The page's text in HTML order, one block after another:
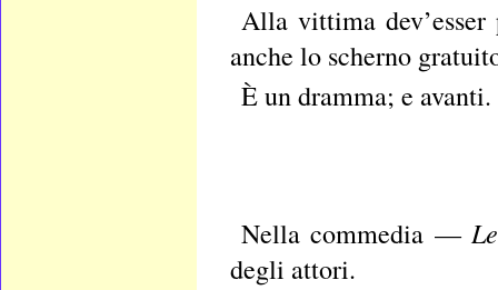
Alla vittima dev’esser
anche lo scherno
È un dramma; e avanti.
Nella commedia —
degli attori.